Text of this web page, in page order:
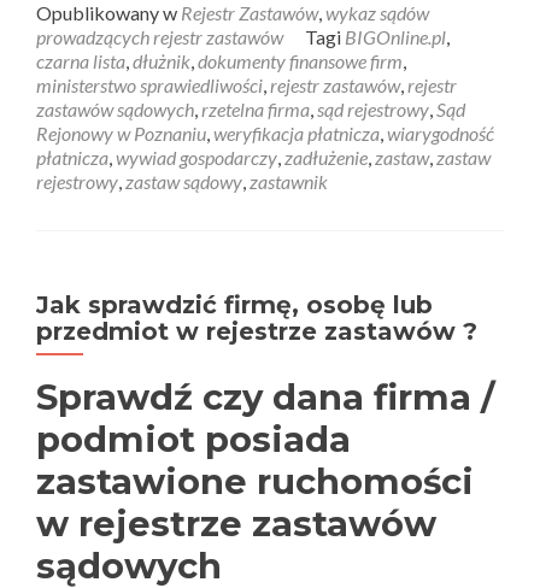
Opublikowany w Rejestr Zastawów,wykaz sądów
prowadzących rejestr zastawów
Tagi BIGOnline.pl,
czarna lista,dłużnik,dokumenty finansowe firm,
ministerstwo sprawiedliwości,rejestr zastawów,rejestr
zastawów sądowych,rzetelna firma,sąd rejestrowy,Sąd
Rejonowy w Poznaniu,weryfikacja płatnicza,wiarygodność
płatnicza,wywiad gospodarczy,zadłużenie,zastaw,zastaw
rejestrowy,zastaw sądowy,zastawnik
Jak sprawdzić firmę, osobę lub
przedmiot w rejestrze zastawów ?
Sprawdź czy dana firma /
podmiot posiada
zastawione ruchomości
w rejestrze zastawów
sądowych